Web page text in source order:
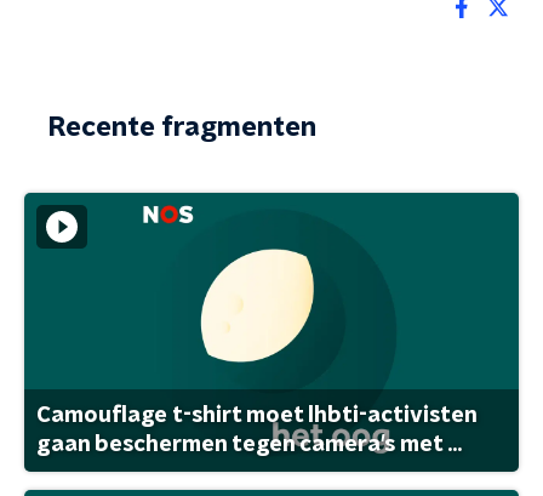
Recente fragmenten
Camouflage t-shirt moet lhbti-activisten
gaan beschermen tegen camera's met ...